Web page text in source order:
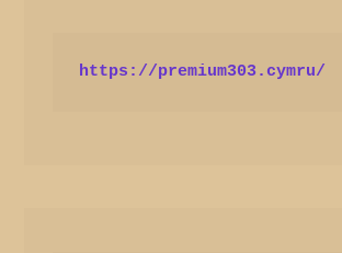
https://premium303.cymru/